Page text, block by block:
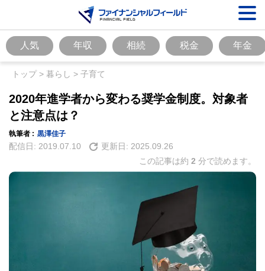
人気 年収 相続 税金 年金
トップ> 暮らし > 子育て
2020年進学者から変わる奨学金制度。対象者
と注意点は？
執筆者 : 黒澤佳子
配信日: 2019.07.10 更新日: 2025.09.26
この記事は約 2 分で読めます。